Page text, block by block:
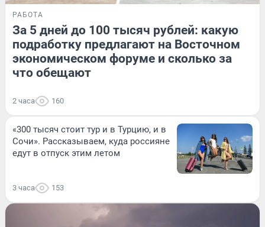
РАБОТА
За 5 дней до 100 тысяч рублей: какую
подработку предлагают на Восточном
экономическом форуме и сколько за
что обещают
2 часа 160
«300 тысяч стоит тур и в Турцию, и в
Сочи». Рассказываем, куда россияне
едут в отпуск этим летом
3 часа 153